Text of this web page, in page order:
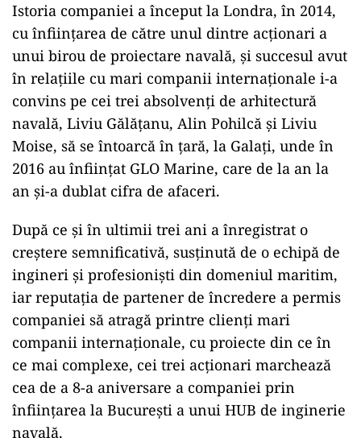
Istoria companiei a început la Londra, în 2014,
cu înființarea de către unul dintre acționari a
unui birou de proiectare navală, și succesul avut
în relațiile cu mari companii internaționale i-a
convins pe cei trei absolvenți de arhitectură
navală, Liviu Gălățanu, Alin Pohilcă și Liviu
Moise, să se întoarcă în țară, la Galați, unde în
2016 au înființat GLO Marine, care de la an la
an și-a dublat cifra de afaceri.
După ce și în ultimii trei ani a înregistrat o
creștere semnificativă, susținută de o echipă de
ingineri și profesioniști din domeniul maritim,
iar reputația de partener de încredere a permis
companiei să atragă printre clienți mari
companii internaționale, cu proiecte din ce în
ce mai complexe, cei trei acționari marchează
cea de a 8-a aniversare a companiei prin
înființarea la București a unui HUB de inginerie
navală.